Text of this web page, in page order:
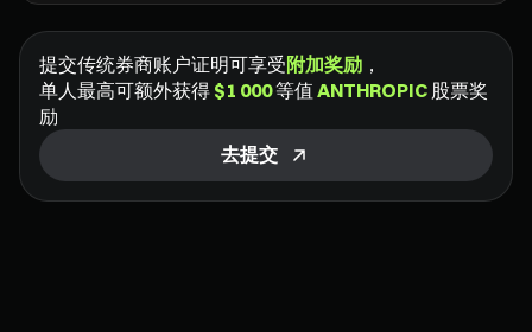
提交传统券商账户证明可享受附加奖励 ，
单人最高可额外获得 $1 000等值 ANTHROPIC 股票奖
励
去提交